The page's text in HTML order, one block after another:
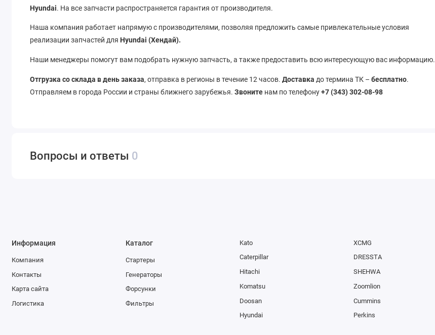
Hyundai. На все запчасти распространяется гарантия от производителя.
Наша компания работает напрямую с производителями, позволяя предложить самые привлекательные условия
реализации запчастей для Hyundai (Хендай).
Наши менеджеры помогут вам подобрать нужную запчасть, а также предоставить всю интересующую вас информацию.
Отгрузка со склада в день заказа, отправка в регионы в течение 12 часов.Доставка до термина ТК –бесплатно.
Отправляем в города России и страны ближнего зарубежья.Звоните нам по телефону+7 (343) 302-08-98
Вопросы и ответы 0
Информация
Компания
Контакты
Карта сайта
Логистика
Каталог
Стартеры
Генераторы
Форсунки
Фильтры
Kato
Caterpillar
Hitachi
Komatsu
Doosan
Hyundai
XCMG
DRESSTA
SHEHWA
Zoomlion
Cummins
Perkins